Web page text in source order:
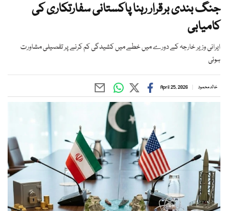
جنگ بندی برقرار رہنا پاکستانی سفارتکاری کی
کامیابی
ایرانی وزیر خارجہ کے دورے میں خطے میں کشیدگی کم کرنے پر تفصیلی مشاورت
ہوئی
خالد محمود April 25, 2026